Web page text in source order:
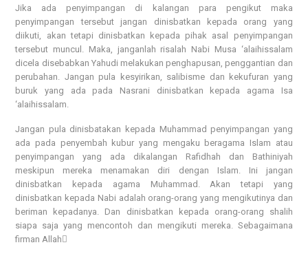
Jika ada penyimpangan di kalangan para pengikut maka
penyimpangan tersebut jangan dinisbatkan kepada orang yang
diikuti, akan tetapi dinisbatkan kepada pihak asal penyimpangan
tersebut muncul. Maka, janganlah risalah Nabi Musa ‘alaihissalam
dicela disebabkan Yahudi melakukan penghapusan, penggantian dan
perubahan. Jangan pula kesyirikan, salibisme dan kekufuran yang
buruk yang ada pada Nasrani dinisbatkan kepada agama Isa
‘alaihissalam.
Jangan pula dinisbatakan kepada Muhammad penyimpangan yang
ada pada penyembah kubur yang mengaku beragama Islam atau
penyimpangan yang ada dikalangan Rafidhah dan Bathiniyah
meskipun mereka menamakan diri dengan Islam. Ini jangan
dinisbatkan kepada agama Muhammad. Akan tetapi yang
dinisbatkan kepada Nabi adalah orang-orang yang mengikutinya dan
beriman kepadanya. Dan dinisbatkan kepada orang-orang shalih
siapa saja yang mencontoh dan mengikuti mereka. Sebagaimana
firman Allah